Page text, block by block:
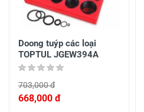
Doong tuýp các loại
TOPTUL JGEW394A
703,000 đ
668,000 đ